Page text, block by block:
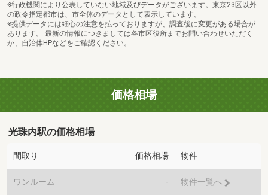
※行政機関により公表していない地域及びデータがございます。東京23区以外
の政令指定都市は、市全体のデータとして表示しています。
※提供データには細心の注意を払っておりますが、調査後に変更がある場合が
あります。 最新の情報につきましては各市区役所までお問い合わせいただく
か、自治体HPなどをご確認ください。
価格相場
光珠内駅の価格相場
間取り 価格相場 物件
ワンルーム - 物件一覧へ